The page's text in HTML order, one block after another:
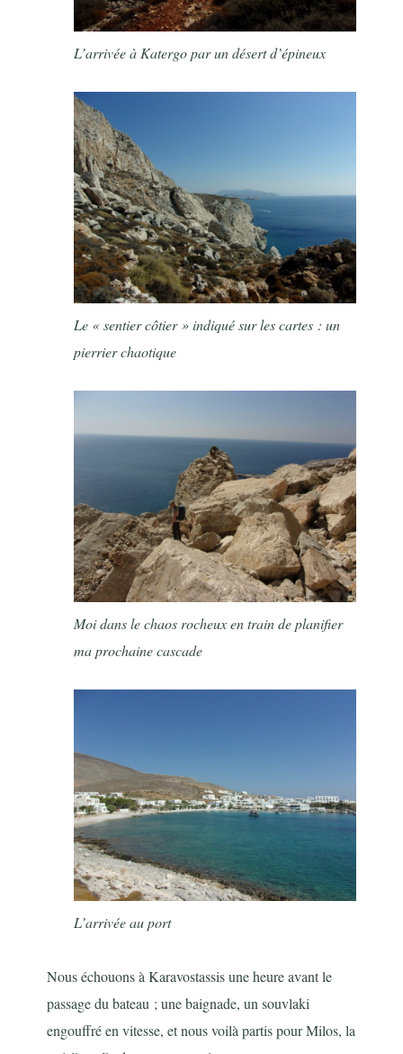
L’arrivée à Katergo par un désert d’épineux
Le « sentier côtier » indiqué sur les cartes : un
pierrier chaotique
Moi dans le chaos rocheux en train de planifier
ma prochaine cascade
L’arrivée au port
Nous échouons à Karavostassis une heure avant le
passage du bateau ; une baignade, un souvlaki
engouffré en vitesse, et nous voilà partis pour Milos, la